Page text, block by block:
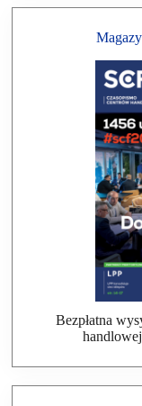
Bezpłatna